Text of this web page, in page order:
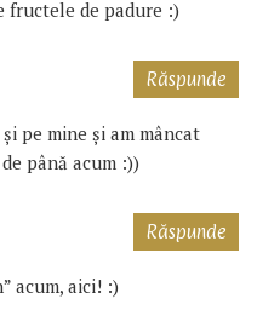
fructele de padure :)
pe mine și am mâncat
până acum :))
Răspunde
acum, aici! :)
Răspunde